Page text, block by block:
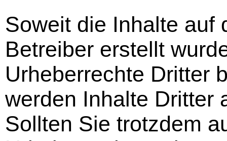
Soweit die Inhalte auf
Betreiber erstellt
Urheberrechte Dritter
werden Inhalte Dritter
Sollten Sie trotzdem